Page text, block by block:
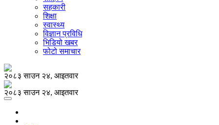
सहकारी
शिक्षा
स्वास्थ्य
विज्ञान प्रविधि
भिडियो खबर
फोटो समाचार
२०८३ साउन २४, आइतवार
२०८३ साउन २४, आइतवार